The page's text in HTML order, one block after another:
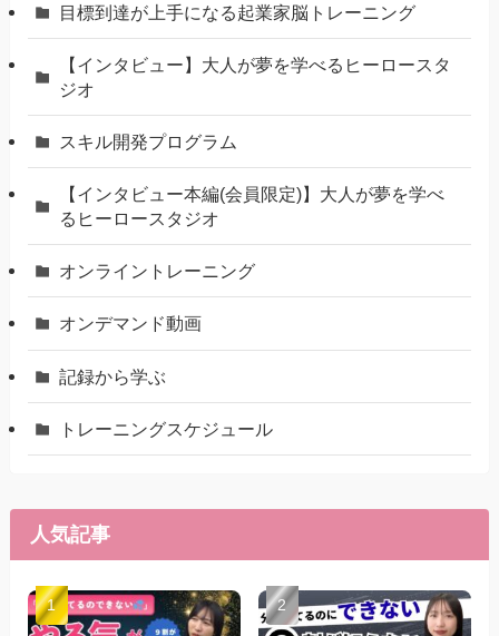
⽬標到達が上⼿になる起業家脳トレーニング
【インタビュー】大人が夢を学べるヒーロースタ
ジオ
スキル開発プログラム
【インタビュー本編(会員限定)】大人が夢を学べ
るヒーロースタジオ
オンライントレーニング
オンデマンド動画
記録から学ぶ
トレーニングスケジュール
人気記事